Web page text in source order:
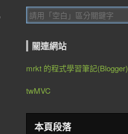
關連網站
mrkt 的程式學習筆記(Blogger)
twMVC
本頁段落